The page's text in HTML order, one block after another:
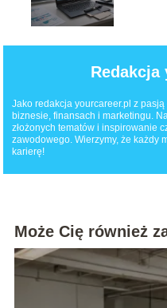
Redakcja
Jako redakcja yourcareer.pl z
biznesie, finansach i marketingu.
złożonych tematów i inspirowanie
zawodowego. Wierzymy, że każdy
karierę!
Może Cię również